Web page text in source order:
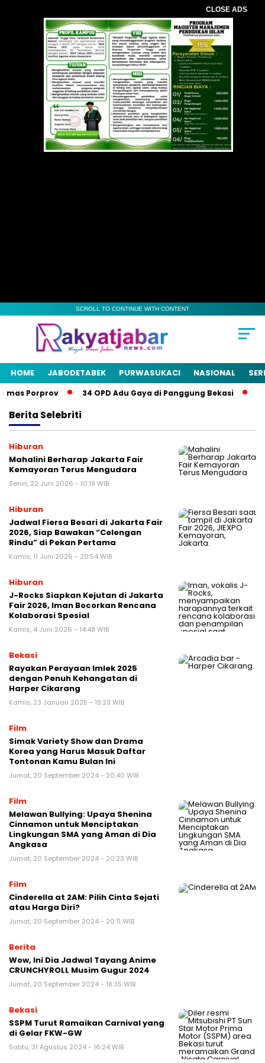
CLOSE ADS
SCROLL TO CONTINUE WITH CONTENT
HOME JABODETABEK PURWASUKACI NASIONAL
Porprov 34 OPD Adu Gaya di Panggung Bekasi
Berita Selebriti
Hiburan
Mahalini Berharap Jakarta Fair
Kemayoran Terus Mengudara
Senin, 22 Juni 2026 - 10:19 WIB
Hiburan
Jadwal Fiersa Besari di Jakarta Fair
2026, Siap Bawakan “Celengan
Rindu” di Pekan Pertama
Kamis, 11 Juni 2026 - 20:54 WIB
Hiburan
J-Rocks Siapkan Kejutan di Jakarta
Fair 2026, Iman Bocorkan Rencana
Kolaborasi Spesial
Kamis, 4 Juni 2026 - 14:48 WIB
Bekasi
Rayakan Perayaan Imlek 2025
dengan Penuh Kehangatan di
Harper Cikarang
Kamis, 23 Januari 2025 - 19:23 WIB
Film
Simak Variety Show dan Drama
Korea yang Harus Masuk Daftar
Tontonan Kamu Bulan Ini
Jumat, 20 September 2024 - 20:40 WIB
Film
Melawan Bullying: Upaya Shenina
Cinnamon untuk Menciptakan
Lingkungan SMA yang Aman di Dia
Angkasa
Jumat, 20 September 2024 - 20:23 WIB
Film
Cinderella at 2AM: Pilih Cinta Sejati
atau Harga Diri?
Jumat, 20 September 2024 - 20:11 WIB
Berita
Wow, Ini Dia Jadwal Tayang Anime
CRUNCHYROLL Musim Gugur 2024
Jumat, 20 September 2024 - 18:35 WIB
Bekasi
SSPM Turut Ramaikan Carnival yang
di Gelar FKW-GW
Sabtu, 31 Agustus 2024 - 16:24 WIB